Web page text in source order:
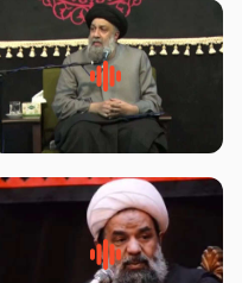
لقب حضرت رقیه سلام الله علیها به
چه معناست – حجت الاسلام علوی